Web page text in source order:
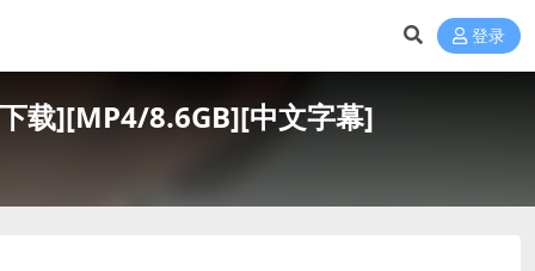
登录
载][MP4/8.6GB][中文字幕]